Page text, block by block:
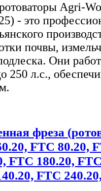
Agri-
- это
почвы,
Они
250 л.с.,
фреза
FTC 80.20,
FTC 180.20,
FTC